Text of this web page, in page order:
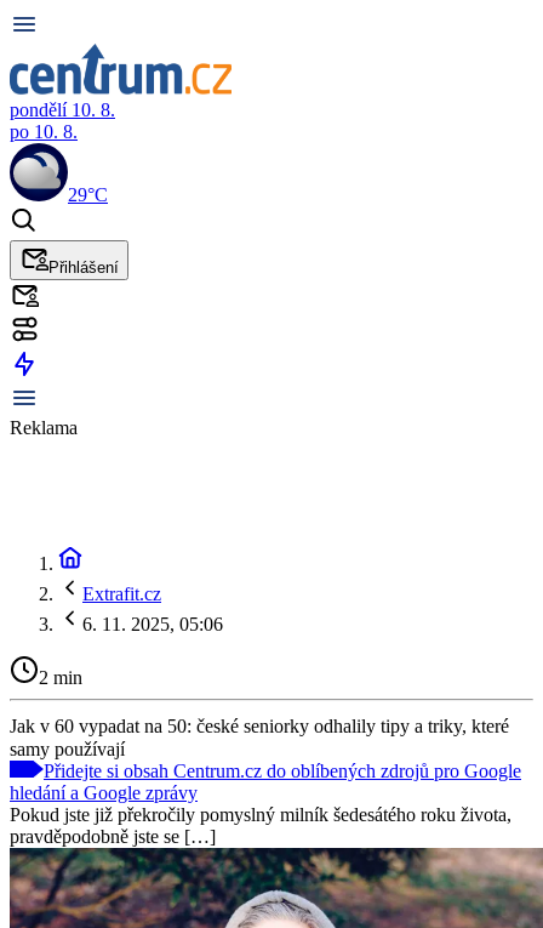
pondělí 10. 8.
po 10. 8.
29°C
Přihlášení
Reklama
Extrafit.cz
6. 11. 2025, 05:06
2 min
Jak v 60 vypadat na 50: české seniorky odhalily tipy a triky, které
samy používají
Přidejte si obsah Centrum.cz do oblíbených zdrojů pro Google
hledání a Google zprávy
Pokud jste již překročily pomyslný milník šedesátého roku života,
pravděpodobně jste se […]